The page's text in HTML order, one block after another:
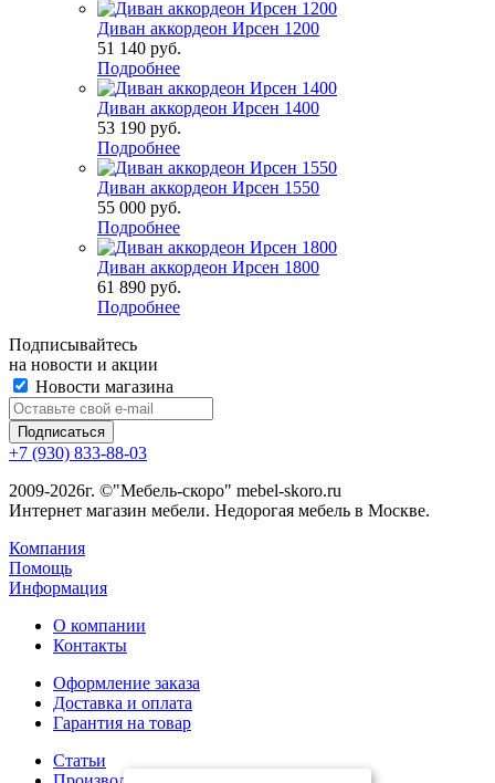
Диван аккордеон Ирсен 1200
51 140 руб.
Подробнее
Диван аккордеон Ирсен 1400
53 190 руб.
Подробнее
Диван аккордеон Ирсен 1550
55 000 руб.
Подробнее
Диван аккордеон Ирсен 1800
61 890 руб.
Подробнее
Подписывайтесь
на новости и акции
Новости магазина
+7 (930) 833-88-03
2009-2026г. ©"Мебель-скоро" mebel-skoro.ru
Интернет магазин мебели. Недорогая мебель в Москве.
Компания
Помощь
Информация
О компании
Контакты
Оформление заказа
Доставка и оплата
Гарантия на товар
Статьи